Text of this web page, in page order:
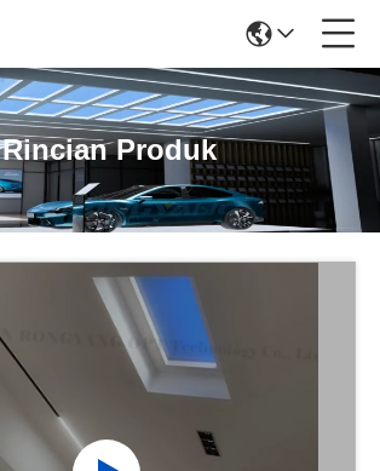
Rincian Produk